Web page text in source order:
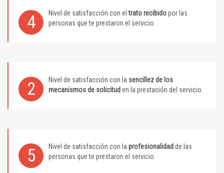
4 Nivel de satisfacción con eltrato recibidopor las
personas que te prestaron el servicio
2 Nivel de satisfacción con la sencillez de los
mecanismos de solicitud en la prestación del servicio
5 Nivel de satisfacción con la profesionalidad de las
personas que te prestaron el servicio